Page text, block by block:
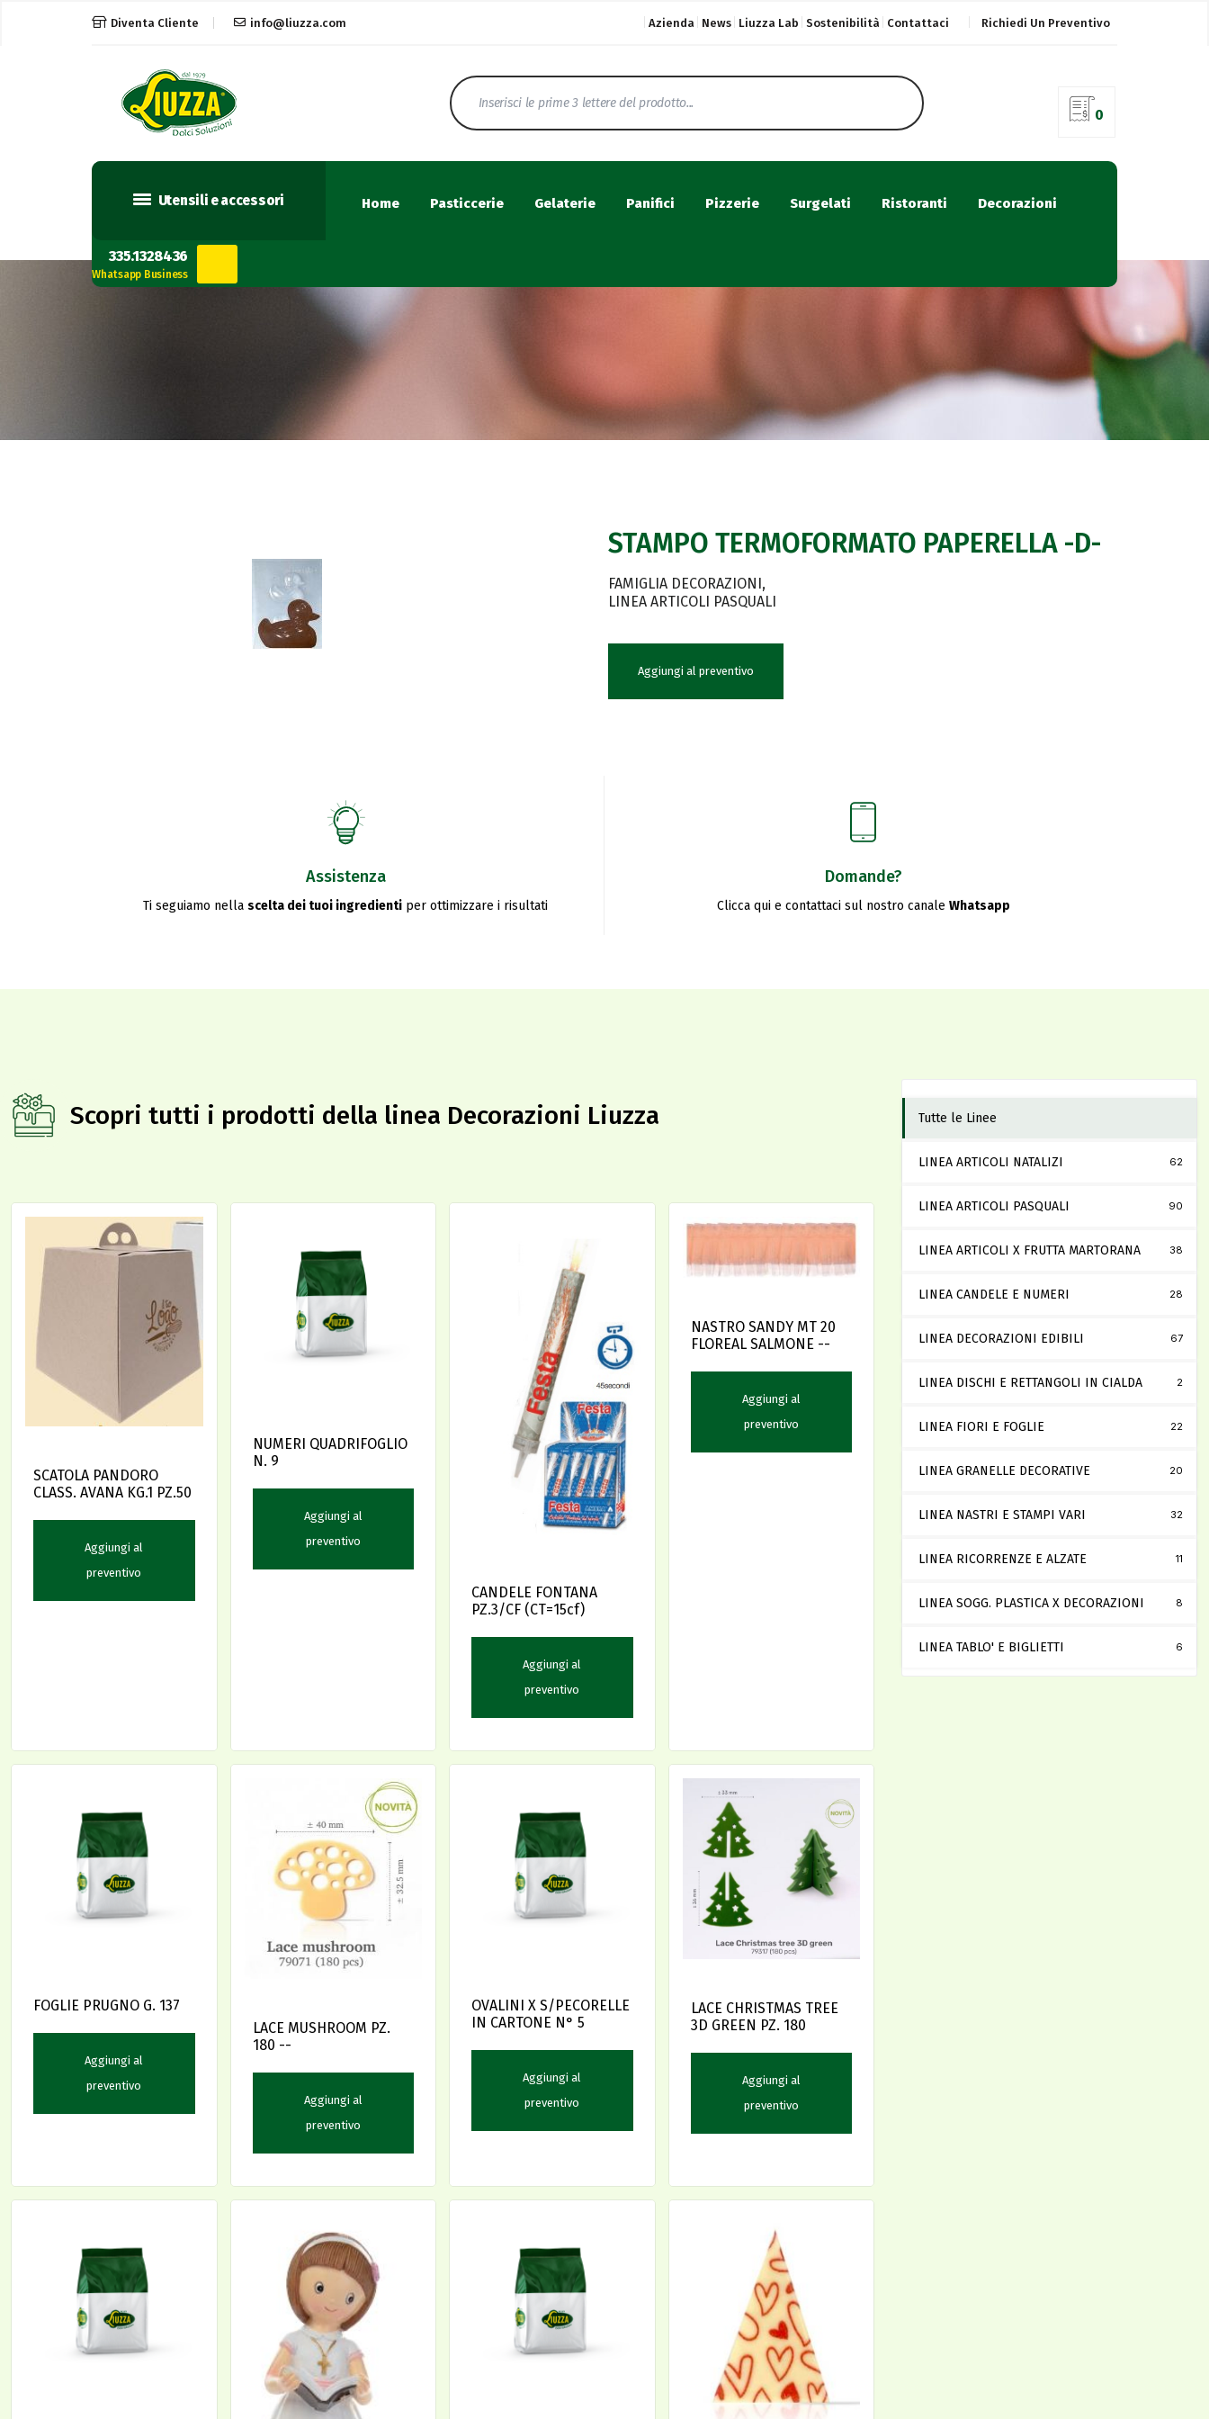
Diventa Cliente info@liuzza.com Azienda News Liuzza Lab Sostenibilità Contattaci Richiedi Un Preventivo
0
Utensili e accessori Home Pasticcerie Gelaterie Panifici Pizzerie Surgelati Ristoranti Decorazioni
335.1328436
Whatsapp Business
STAMPO TERMOFORMATO PAPERELLA -D-
FAMIGLIA DECORAZIONI
LINEA ARTICOLI PASQUALI
Aggiungi al preventivo
Assistenza
Ti seguiamo nella scelta dei tuoi ingredienti per ottimizzare i risultati
Domande?
Clicca qui e contattaci sul nostro canale Whatsapp
Scopri tutti i prodotti della linea Decorazioni Liuzza
SCATOLA PANDORO
CLASS. AVANA KG.1 PZ.50
Aggiungi al
preventivo
NUMERI QUADRIFOGLIO
N. 9
Aggiungi al
preventivo
CANDELE FONTANA
PZ.3/CF (CT=15cf)
Aggiungi al
preventivo
NASTRO SANDY MT 20
FLOREAL SALMONE --
Aggiungi al
preventivo
FOGLIE PRUGNO G. 137
Aggiungi al
preventivo
LACE MUSHROOM PZ.
180 --
Aggiungi al
preventivo
OVALINI X S/PECORELLE
IN CARTONE N° 5
Aggiungi al
preventivo
LACE CHRISTMAS TREE
3D GREEN PZ. 180
Aggiungi al
preventivo
Tutte le Linee
LINEA ARTICOLI NATALIZI 62
LINEA ARTICOLI PASQUALI 90
LINEA ARTICOLI X FRUTTA MARTORANA 38
LINEA CANDELE E NUMERI 28
LINEA DECORAZIONI EDIBILI 67
LINEA DISCHI E RETTANGOLI IN CIALDA 2
LINEA FIORI E FOGLIE 22
LINEA GRANELLE DECORATIVE 20
LINEA NASTRI E STAMPI VARI 32
LINEA RICORRENZE E ALZATE 11
LINEA SOGG. PLASTICA X DECORAZIONI 8
LINEA TABLO' E BIGLIETTI 6